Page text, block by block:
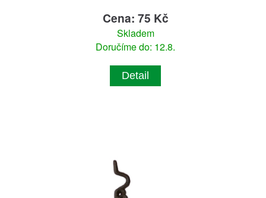
Cena: 75 Kč
Skladem
Doručíme do: 12.8.
Detail